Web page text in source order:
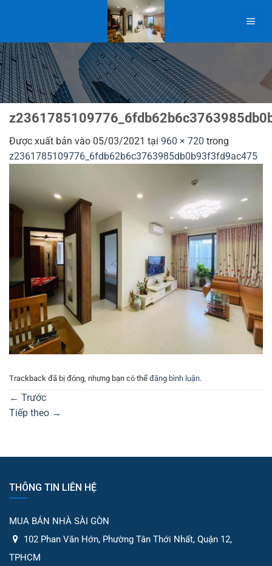
dung
Được xuất bản vào 05/03/2021 tại 960 × 720 trong
z2361785109776_6fdb62b6c3763985db0b93f3fd9ac475
Trackback đã bị đóng, nhưng bạn có thể đăng bình luận.
← Trước
Tiếp theo →
THÔNG TIN LIÊN HỆ
MUA BÁN NHÀ SÀI GÒN
102 Phan Văn Hớn, Phường Tân Thới Nhất, Quận 12,
TPHCM